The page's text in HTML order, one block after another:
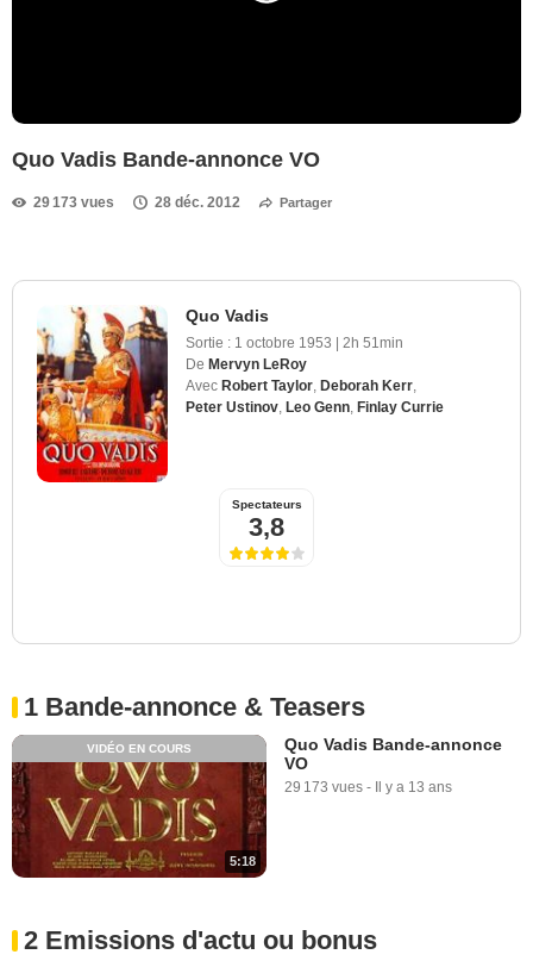
Quo Vadis Bande-annonce VO
29 173 vues 28 déc. 2012 Partager
Quo Vadis
Sortie : 1 octobre 1953 | 2h 51min
De Mervyn LeRoy
Avec Robert Taylor Deborah Kerr
Peter Ustinov Leo Genn Finlay Currie
Spectateurs
3,8
1 Bande-annonce & Teasers
5:18
VIDÉO EN COURS
Quo Vadis Bande-annonce
VO
29 173 vues - Il y a 13 ans
2 Emissions d'actu ou bonus